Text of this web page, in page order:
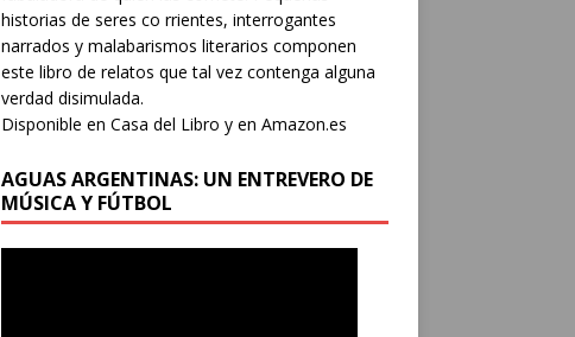
historias de seres co rrientes, interrogantes
narrados y malabarismos literarios componen
este libro de relatos que tal vez contenga alguna
verdad disimulada.
Disponible en Casa del Libro y en Amazon.es
AGUAS ARGENTINAS: UN ENTREVERO DE
MÚSICA Y FÚTBOL